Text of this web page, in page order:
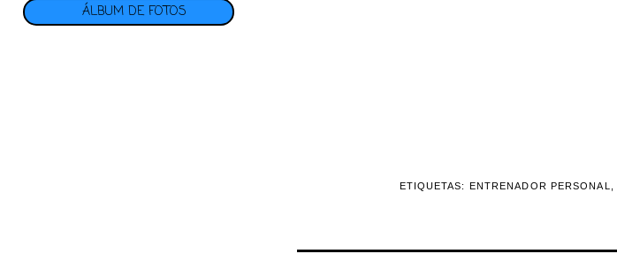
ÁLBUM DE FOTOS
ETIQUETAS: ENTRENADOR PERSONAL